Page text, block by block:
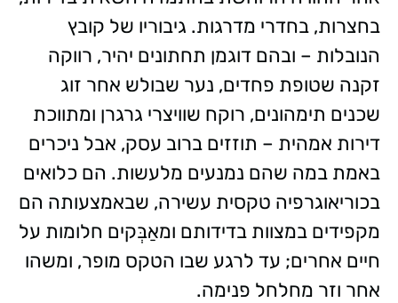
בחצרות, בחדרי מדרגות. גיבוריו של קובץ
הנובלות – ובהם דוגמן תחתונים יהיר, רווקה
זקנה שטופת פחדים, נער שבולש אחר זוג
שכנים תימהונים, רוקח שוויצרי גרגרן ומתווכת
דירות אמהית – תוזזים ברוב עסק, אבל ניכרים
באמת במה שהם נמנעים מלעשות. הם כלואים
בכוריאוגרפיה טקסית עשירה, שבאמצעותה הם
מקפידים במצוות בדידותם ומאַבְּקים חלומות על
חיים אחרים; עד לרגע שבו הטקס מופר, ומשהו
אחר וזר מחלחל פנימה.